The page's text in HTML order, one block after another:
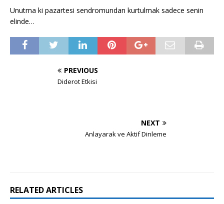
Unutma ki pazartesi sendromundan kurtulmak sadece senin
elinde…
PREVIOUS
Diderot Etkisi
NEXT
Anlayarak ve Aktif Dinleme
RELATED ARTICLES